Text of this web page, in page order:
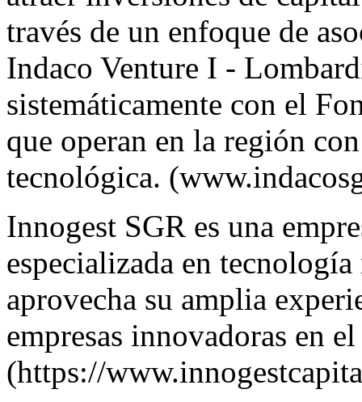
través de un enfoque de
Indaco Venture I -
sistemáticamente con el
que operan en la región
tecnológica. (
Innogest SGR es una
especializada en
aprovecha su amplia
empresas innovadoras en
(https://